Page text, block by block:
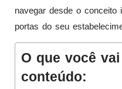
navegar desde o conceito
portas do seu
O que você
conteúdo: